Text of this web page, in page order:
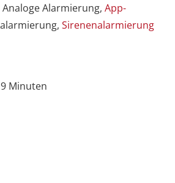
Analoge Alarmierung, App-
Sirenenalarmierung
Minuten